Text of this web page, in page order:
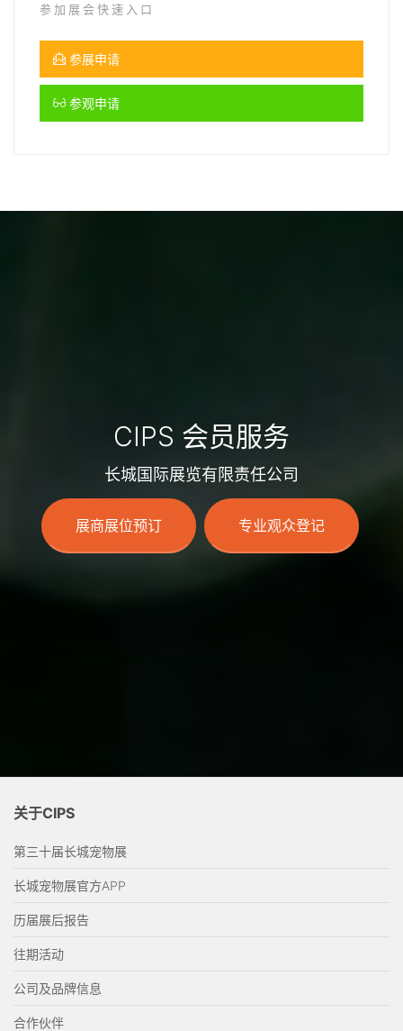
参加展会快速入口
参展申请
参观申请
CIPS 会员服务
长城国际展览有限责任公司
展商展位预订 专业观众登记
关于CIPS
第三十届长城宠物展
长城宠物展官方APP
历届展后报告
往期活动
公司及品牌信息
合作伙伴